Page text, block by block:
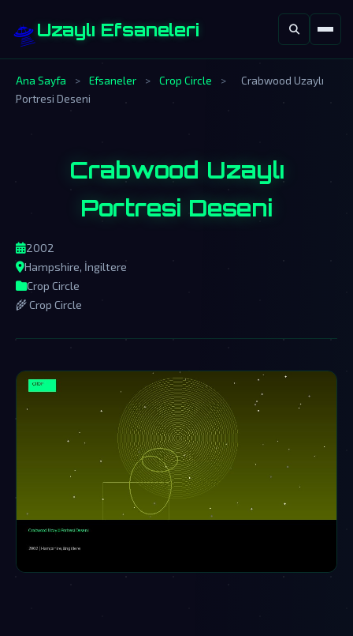
🛸Uzaylı Efsaneleri
Ana Sayfa > Efsaneler > Crop Circle >
Crabwood Uzaylı
Portresi Deseni
Crabwood Uzaylı
Portresi Deseni
2002
Hampshire, İngiltere
Crop Circle
🌾 Crop Circle